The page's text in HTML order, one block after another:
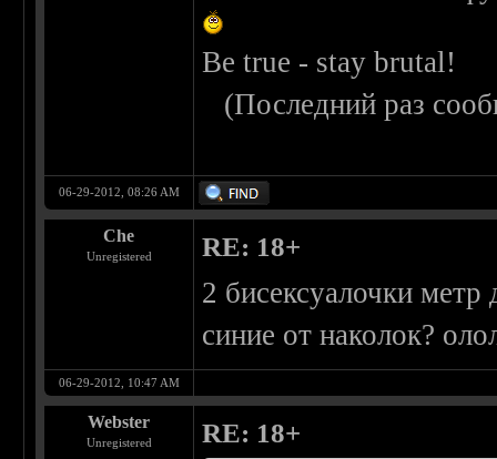
Be true - stay brutal!
(Последний раз
06-29-2012, 08:26 AM
Che
Unregistered RE: 18+
2 бисексуалочки
синие от наколок?
06-29-2012, 10:47 AM
Webster
Unregistered RE: 18+